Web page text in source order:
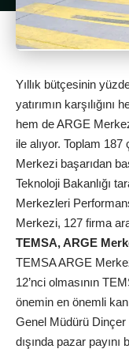
Yıllık bütçesinin
yatırımın
hem de ARGE
ile alıyor. Toplam
Merkezi başarıdan
Teknoloji Bakanlığı
Merkezleri
Merkezi, 127 firma
TEMSA, ARGE
TEMSA ARGE
12’nci olmasının
önemin en önemli
Genel Müdürü
dışında pazar